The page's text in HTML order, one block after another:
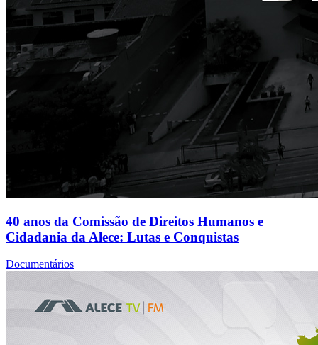
40 anos da Comissão de Direitos Humanos e
Cidadania da Alece: Lutas e Conquistas
Documentários